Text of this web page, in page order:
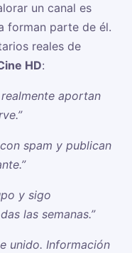
un canal es
forman parte de él.
reales de
HD:
aportan
spam y publican
y sigo
las semanas.”
unido. Información